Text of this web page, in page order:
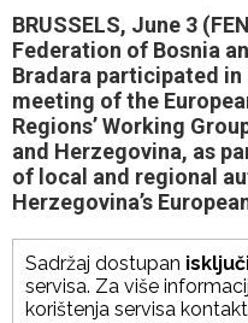
BRUSSELS, June 3
Federation of Bosnia
Bradara participated in
meeting of the
Regions’ Working
and Herzegovina, as
of local and regional
Herzegovina’s
Sadržaj dostupan
servisa. Za više
korištenja servisa